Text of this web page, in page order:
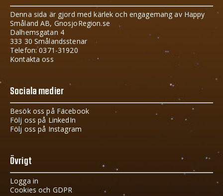
Denna sida är gjord med kärlek och engagemang av Happy
Småland AB, GnosjoRegion.se
Dalhemsgatan 4
333 30 Smålandsstenar
Telefon: 0371-31920
Kontakta oss
Sociala medier
Besök oss på Facebook
Följ oss på LinkedIn
Följ oss på Instagram
Övrigt
Logga in
Cookies och GDPR